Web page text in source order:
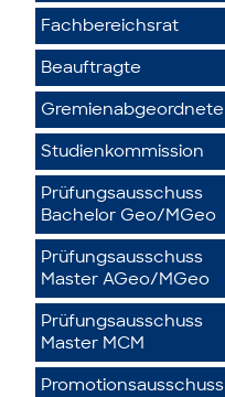
Fachbereichsrat
Beauftragte
Gremienabgeordnete
Studienkommission
Prüfungsausschuss
Bachelor Geo/MGeo
Prüfungsausschuss
Master AGeo/MGeo
Prüfungsausschuss
Master MCM
Promotionsausschuss